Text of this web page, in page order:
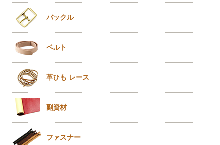
バックル
ベルト
革ひも レース
副資材
ファスナー